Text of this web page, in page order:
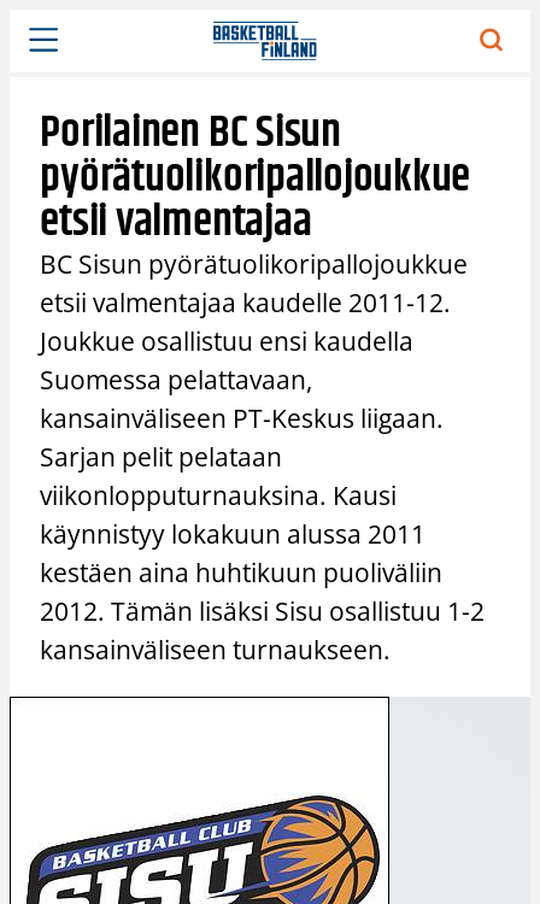
Siirry
sisältöön
Porilainen BC Sisun
pyörätuolikoripallojoukkue
etsii valmentajaa
BC Sisun pyörätuolikoripallojoukkue
etsii valmentajaa kaudelle 2011-12.
Joukkue osallistuu ensi kaudella
Suomessa pelattavaan,
kansainväliseen PT-Keskus liigaan.
Sarjan pelit pelataan
viikonlopputurnauksina. Kausi
käynnistyy lokakuun alussa 2011
kestäen aina huhtikuun puoliväliin
2012. Tämän lisäksi Sisu osallistuu 1-2
kansainväliseen turnaukseen.